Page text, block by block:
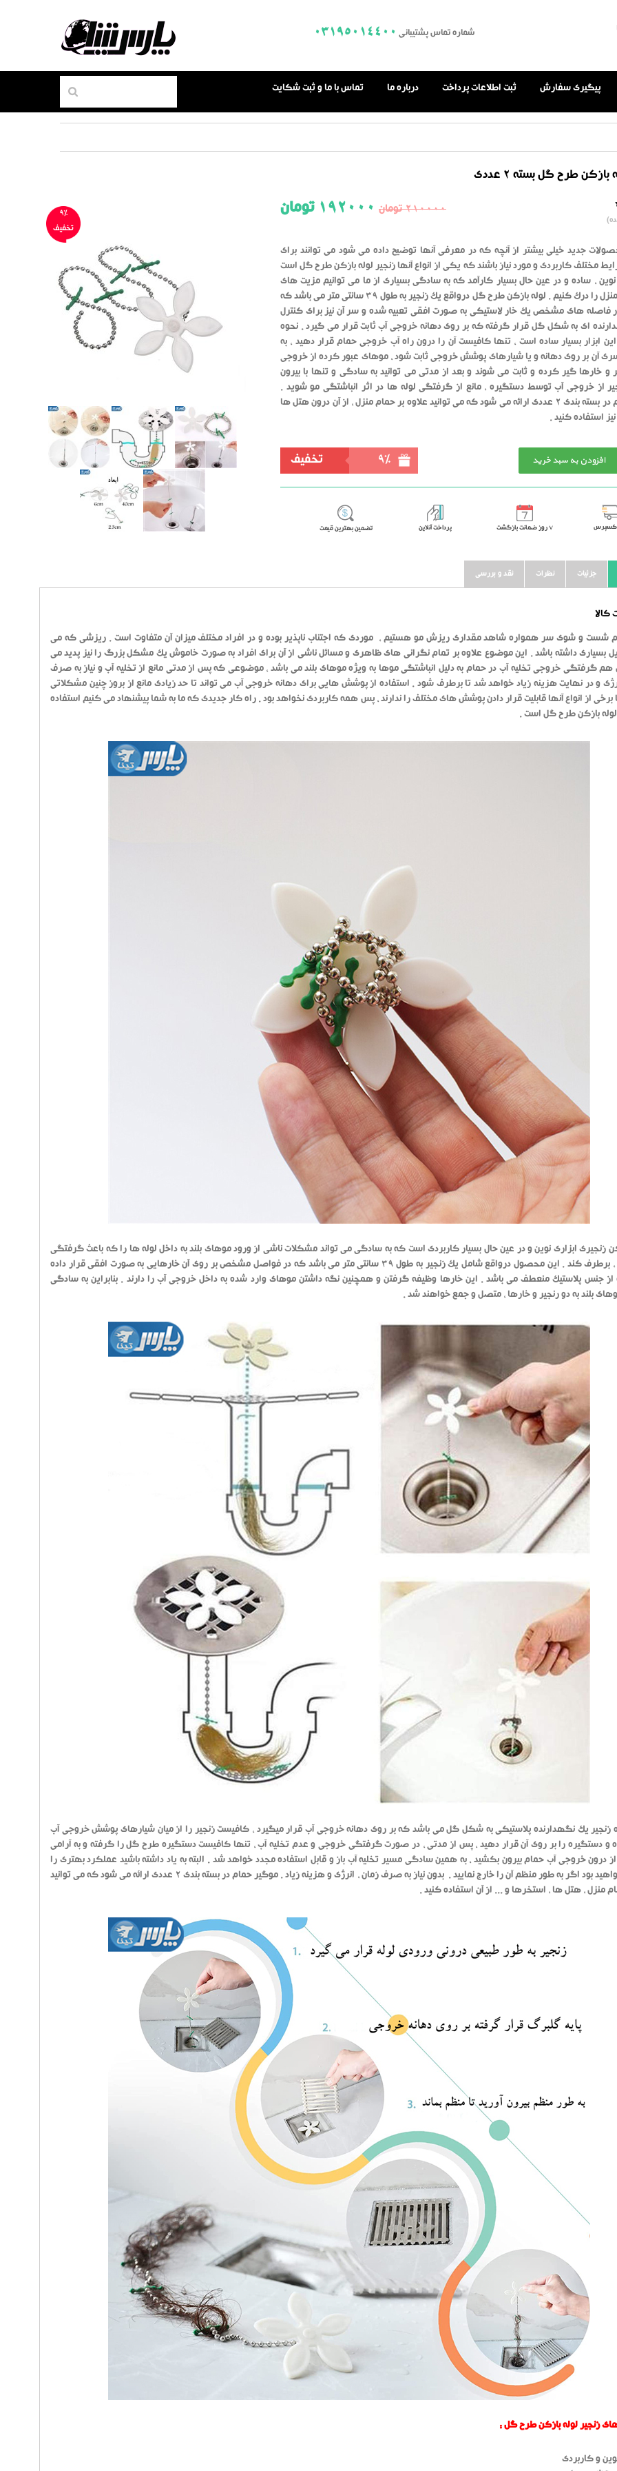
03195014400 شماره تماس پشتیبانی
پیگیری سفارش ثبت اطلاعات پرداخت درباره ما تماس با ما و ثبت شکایت
بازکن طرح گل بسته 2 عددی
9%
تخفیف
از
رای
دهنده
210000تومان 192000 تومان
جدید خیلی بیشتر از آنچه که در معرفی آنها توضیح داده می شود می توانند برای
مختلف کاربردی و مورد نیاز باشند که یکی از انواع آنها زنجیر لوله بازکن طرح گل است
، ساده و در عین حال بسیار کارآمد که به سادگی بسیاری از ما می توانیم مزیت های
وجود آن در منزل را درک کنیم . لوله بازکن طرح گل درواقع یک زنجیر به طول 39 سانتی متر می باشد که
فاصله های مشخص یک خار لاستیکی به صورت افقی تعبیه شده و سر آن نیز برای کنترل
ای به شکل گل قرار گرفته که بر روی دهانه خروجی آب ثابت قرار می گیرد . نحوه
این ابزار بسیار ساده است ، تنها کافیست آن را درون راه آب خروجی حمام قرار دهید ، به
آن بر روی دهانه و یا شیارهای پوشش خروجی ثابت شود ، موهای عبور کرده از خروجی
و خارها گیر کرده و ثابت می شوند و بعد از مدتی می توانید به سادگی و تنها با بیرون
از خروجی آب توسط دستگیره ، مانع از گرفتگی لوله ها در اثر انباشتگی مو شوید .
موگیر حمام در بسته بندی 2 عددی ارائه می شود که می توانید علاوه بر حمام منزل ، از آن درون هتل ها
استفاده کنید .
افزودن به سبد خرید 9% تخفیف
اکسپرس ٧ روز ضمانت بازگشت پرداخت آنلاین تضمین بهترین قیمت
جزئیات نظرات نقد و بررسی
کالا
شست و شوی سر همواره شاهد مقداری ریزش مو هستیم ، موردی که اجتناب ناپذیر بوده و در افراد مختلف میزان آن متفاوت است . ریزشی که می
بسیاری داشته باشد . این موضوع علاوه بر تمام نگرانی های ظاهری و مسائل ناشی از آن برای افراد به صورت خاموش یک مشکل بزرگ را نیز پدید می
هم گرفتگی خروجی تخلیه آب در حمام به دلیل انباشتگی موها به ویژه موهای بلند می باشد ، موضوعی که پس از مدتی مانع از تخلیه آب و نیاز به صرف
و در نهایت هزینه زیاد خواهد شد تا برطرف شود . استفاده از پوشش هایی برای دهانه خروجی آب می تواند تا حد زیادی مانع از بروز چنین مشکلاتی
برخی از انواع آنها قابلیت قرار دادن پوشش های مختلف را ندارند ، پس همه کاربردی نخواهد بود . راه کار جدیدی که ما به شما پیشنهاد می کنیم استفاده
لوله بازکن طرح گل است .
زنجیری ابزاری نوین و در عین حال بسیار کاربردی است که به سادگی می تواند مشکلات ناشی از ورود موهای بلند به داخل لوله ها را که باعث گرفتگی
می شود ، برطرف کند . این محصول درواقع شامل یک زنجیر به طول 39 سانتی متر می باشد که در فواصل مشخص بر روی آن خارهایی به صورت افقی قرار داده
جنس پلاستیک منعطف می باشد . این خارها وظیفه گرفتن و همچنین نگه داشتن موهای وارد شده به داخل خروجی آب را دارند . بنابراین به سادگی
بلند به دو رنجیر و خارها ، متصل و جمع خواهند شد .
زنجیر یک نگهدارنده پلاستیکی به شکل گل می باشد که بر روی دهانه خروجی آب قرار میگیرد ، کافیست زنجیر را از میان شیارهای پوشش خروجی آب
و دستگیره را بر روی آن قرار دهید ، پس از مدتی ، در صورت گرفتگی خروجی و عدم تخلیه آب ، تنها کافیست دستگیره طرح گل را گرفته و به آرامی
از درون خروجی آب حمام بیرون بکشید ، به همین سادگی مسیر تخلیه آب باز و قابل استفاده مجدد خواهد شد . البته به یاد داشته باشید عملکرد بهتری را
شاهد خواهید بود اگر به طور منظم آن را خارج نمایید . بدون نیاز به صرف زمان ، انرژی و هزینه زیاد . موگیر حمام در بسته بندی 2 عددی ارائه می شود که می توانید
منزل ، هتل ها ، استخرها و ... از آن استفاده کنید .
زنجیر لوله بازکن طرح گل :
و کاربردی